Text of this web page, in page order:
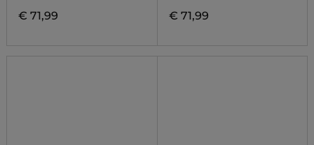
€ 71,99 € 71,99